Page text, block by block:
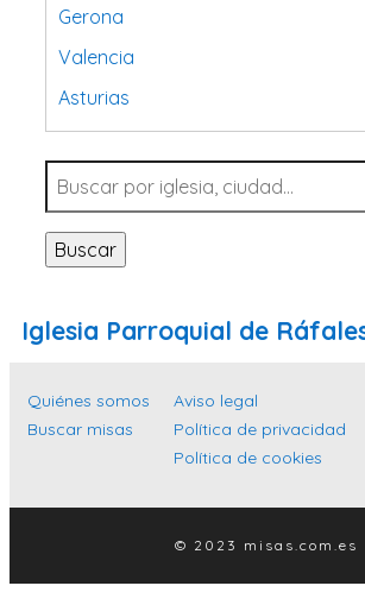
Gerona
Valencia
Asturias
Tarragona
Navarra
Valladolid
Sevilla
Santa Cruz de Tenerife
Islas Baleares
Málaga
Toledo
Buscar
Iglesia Parroquial de
Quiénes somos
Buscar misas
Aviso legal
Política de privacidad
Política de cookies
© 2023 misas.com.es